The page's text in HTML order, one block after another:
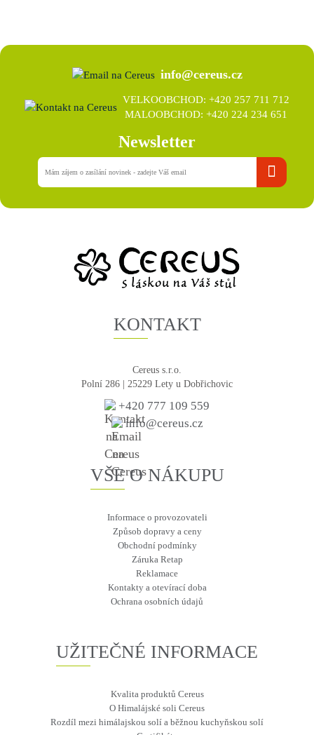
info@cereus.cz
VELKOOBCHOD: +420 257 711 712
MALOOBCHOD: +420 224 234 651
Newsletter
KONTAKT
Cereus s.r.o.
Polní 286 | 25229 Lety u Dobřichovic
+420 777 109 559
info@cereus.cz
VŠE O NÁKUPU
Informace o provozovateli
Způsob dopravy a ceny
Obchodní podmínky
Záruka Retap
Reklamace
Kontakty a otevírací doba
Ochrana osobních údajů
UŽITEČNÉ INFORMACE
Kvalita produktů Cereus
O Himalájské soli Cereus
Rozdíl mezi himálajskou solí a běžnou kuchyňskou solí